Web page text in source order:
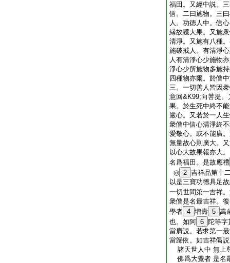
福田。又經中説。
信。二曰施物。三
人。功徳人中。信
縁故獲大果。又施
清淨。又施有八種
施破戒人。有清淨
人有清淨心少施物
淨心少所施物多施
四種物亦爾。於僧
三。一切善人皆因
意回&K99;向菩提
果。於生死中終不
嚴心。又若於一人
衆僧中信心清淨終
愛敬心。或不能廣
無量故心則廣大。
以心大故果報亦大
名爲福田。是故應禮
◎ 2 吉祥品第十
以是三寶功徳具足
一切世間第一吉祥
衆僧是名最吉祥。
學者 4 増壽 5 萬
也。如阿 6 陀等字
當廣説。若求第一
當歸依。如吉祥偈説
諸天世人中 無上
佛爲大覺者 是名